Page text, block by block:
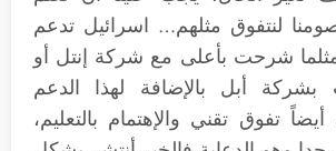
لنتفوق مثلهم… اسرائيل تدعم
شرحت بأعلى مع شركة إنتل أو
بشركة أبل بالإضافة لهذا الدعم
تفوق تقني والإهتمام بالتعليم،